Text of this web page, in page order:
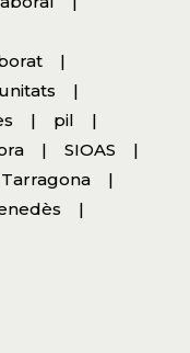
pil
SIOAS
Tarragona